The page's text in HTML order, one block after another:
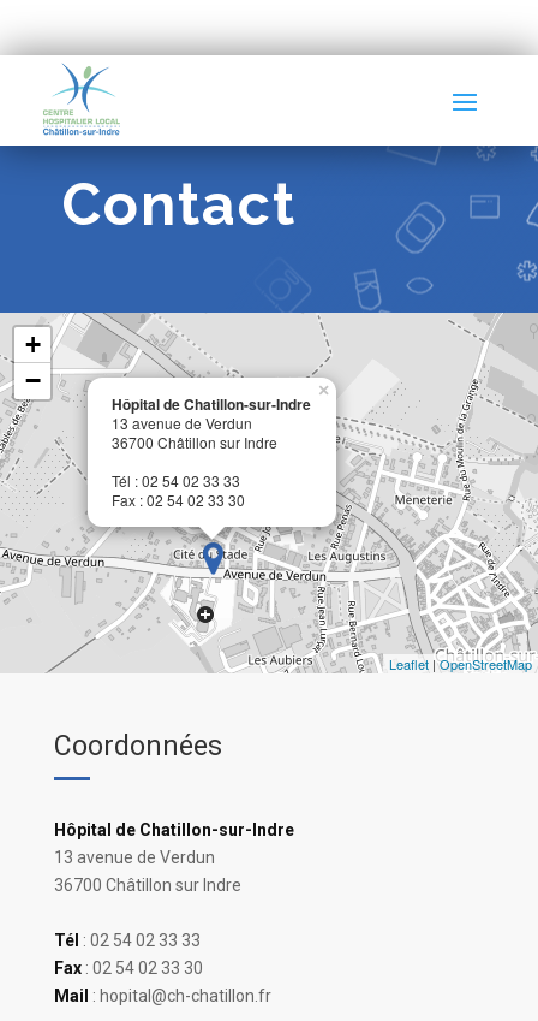
Contact
Hôpital de Chatillon-sur-Indre
13 avenue de Verdun
36700 Châtillon sur Indre
Tél : 02 54 02 33 33
Fax : 02 54 02 33 30
×
+
−
Leaflet |OpenStreetMap
Coordonnées
Hôpital de Chatillon-sur-Indre
13 avenue de Verdun
36700 Châtillon sur Indre
Tél : 02 54 02 33 33
Fax: 02 54 02 33 30
Mail : hopital@ch-chatillon.fr